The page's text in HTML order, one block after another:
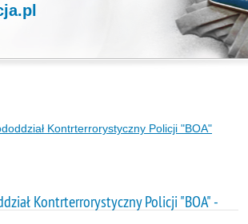
Kontrterrorystyczny Policji "BOA"
Kontrterrorystyczny Policji "BOA" -